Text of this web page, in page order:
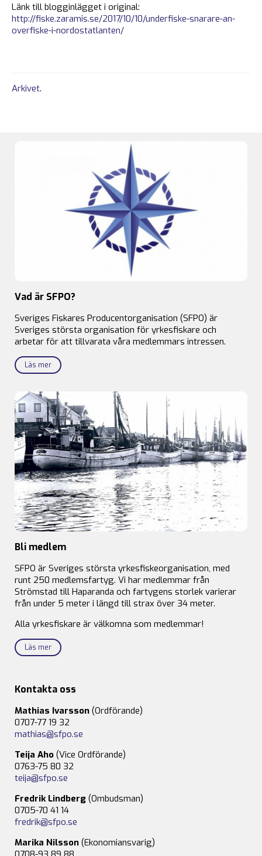
Länk till blogginlägget i original:
http://fiske.zaramis.se/2017/10/10/underfiske-snarare-an-
overfiske-i-nordostatlanten/
Arkivet.
Vad är SFPO?
Sveriges Fiskares Producentorganisation (SFPO) är
Sveriges största organisation för yrkesfiskare och
arbetar för att tillvarata våra medlemmars intressen.
Läs mer
Bli medlem
SFPO är Sveriges största yrkesfiskeorganisation, med
runt 250 medlemsfartyg. Vi har medlemmar från
Strömstad till Haparanda och fartygens storlek varierar
från under 5 meter i längd till strax över 34 meter.
Alla yrkesfiskare är välkomna som medlemmar!
Läs mer
Kontakta oss
Mathias Ivarsson (Ordförande)
0707-77 19 32
mathias@sfpo.se
Teija Aho (Vice Ordförande)
0763-75 80 32
teija@sfpo.se
Fredrik Lindberg (Ombudsman)
0705-70 41 14
fredrik@sfpo.se
Marika Nilsson (Ekonomiansvarig)